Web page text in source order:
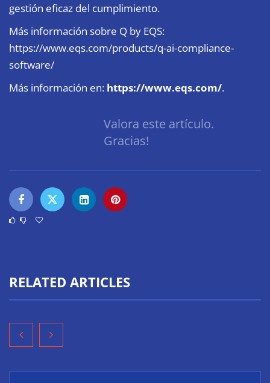
gestión eficaz del cumplimiento.
Más información sobre Q by EQS:
https://www.eqs.com/products/q-ai-compliance-
software/
Más información en: https://www.eqs.com/.
Valora este artículo.
Gracias!
RELATED ARTICLES
‘El ransomware se puede vencer. No pagues el
rescate’: el nuevo libro de Juan Ricardo Palacio